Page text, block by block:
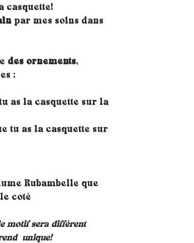
casquette!
par mes soins dans
des ornements,
:
as la casquette sur la
tu as la casquette sur
Rubambelle que
coté
motif sera différent
unique!